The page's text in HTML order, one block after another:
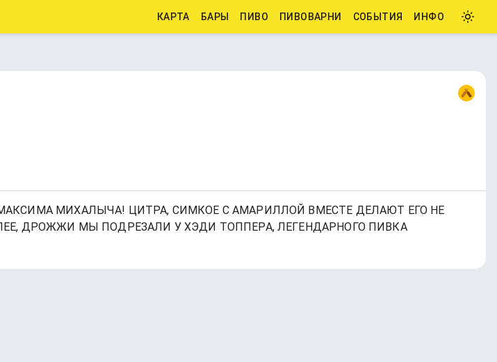
КАРТА БАРЫ ПИВО ПИВОВАРНИ СОБЫТИЯ ИНФО
МИХАЛЫЧА! ЦИТРА, СИМКОЕ С АМАРИЛЛОЙ ВМЕСТЕ ДЕЛАЮТ ЕГО НЕ
ДРОЖЖИ МЫ ПОДРЕЗАЛИ У ХЭДИ ТОППЕРА, ЛЕГЕНДАРНОГО ПИВКА